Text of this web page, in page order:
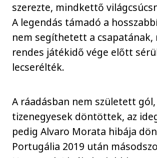
szerezte, mindkettő
A legendás támadó a
nem segíthetett a csapatának,
rendes játékidő vége előtt
lecserélték.
A ráadásban nem született
tizenegyesek döntöttek, az
pedig Alvaro Morata hibája
Portugália 2019 után